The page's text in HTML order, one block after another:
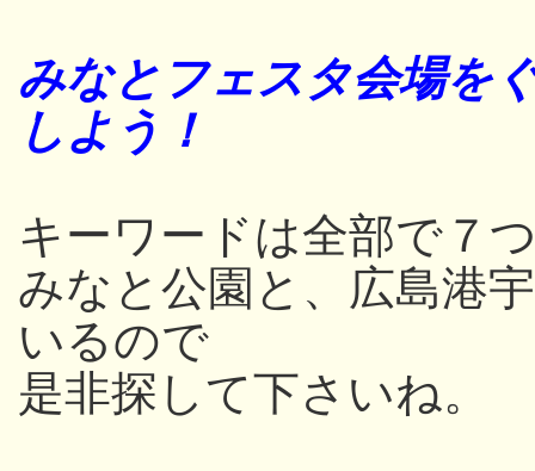
みなとフェスタ会場を
しよう！
キーワードは全部
みなと公園と、広島港
いるので
是非探して下さいね。